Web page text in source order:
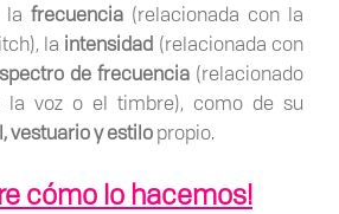
la frecuencia (relacionada con la
la intensidad (relacionada con
de frecuencia (relacionado
la voz o el timbre), como de su
vestuario y estilopropio.
cómo lo hacemos!